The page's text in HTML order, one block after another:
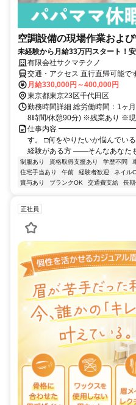
空調設備の現場作業およ
未経験から月給33万円スタート！
有限会社サクマテクノ
交通・アクセス 直行直帰可能
場合もございます。
月給330,000円～400,000円
東京都東京23区千代田区
勤務時間詳細 総労働時間：1ヶ
8時間/休憩90分) ※残業あり ※現
仕事内容
す。 □何をやりたいか悩んでい
経験がある方 ――そんなあ
制服あり 資格取得支援あり 学歴不問
住宅手当あり
午前 経験者歓迎 ネイル
賞与あり
ブランクOK 交通費支給 長
正社員